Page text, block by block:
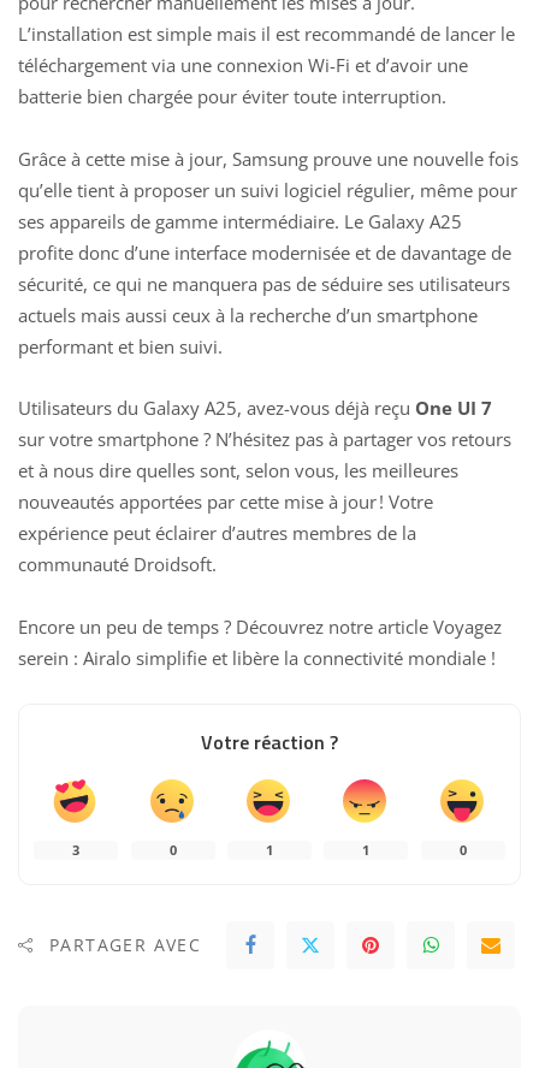
L’installation est simple mais il est recommandé de lancer le
téléchargement via une connexion Wi-Fi et d’avoir une
batterie bien chargée pour éviter toute interruption.
Grâce à cette mise à jour, Samsung prouve une nouvelle fois
qu’elle tient à proposer un suivi logiciel régulier, même pour
ses appareils de gamme intermédiaire. Le Galaxy A25
profite donc d’une interface modernisée et de davantage de
sécurité, ce qui ne manquera pas de séduire ses utilisateurs
actuels mais aussi ceux à la recherche d’un smartphone
performant et bien suivi.
Utilisateurs du Galaxy A25, avez-vous déjà reçu One UI 7
sur votre smartphone ? N’hésitez pas à partager vos retours
et à nous dire quelles sont, selon vous, les meilleures
nouveautés apportées par cette mise à jour ! Votre
expérience peut éclairer d’autres membres de la
communauté Droidsoft.
Encore un peu de temps ? Découvrez notre article Voyagez
serein : Airalo simplifie et libère la connectivité mondiale !
Votre réaction ?
3 0 1 1 0
PARTAGER AVEC